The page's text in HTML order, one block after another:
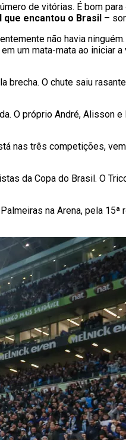
de vitórias. É bom
encantou o Brasil –
não havia
um mata-mata ao iniciar
O chute saiu
O próprio André, Alisson
nas três competições,
da Copa do Brasil. O
na Arena, pela